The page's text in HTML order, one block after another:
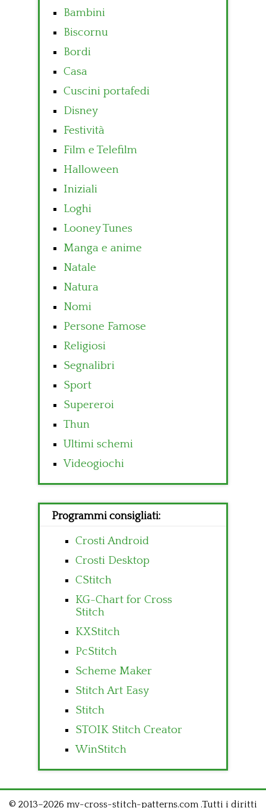
Bambini
Biscornu
Bordi
Casa
Cuscini portafedi
Disney
Festività
Film e Telefilm
Halloween
Iniziali
Loghi
Looney Tunes
Manga e anime
Natale
Natura
Nomi
Persone Famose
Religiosi
Segnalibri
Sport
Supereroi
Thun
Ultimi schemi
Videogiochi
Programmi consigliati:
Crosti Android
Crosti Desktop
CStitch
KG-Chart for Cross
Stitch
KXStitch
PcStitch
Scheme Maker
Stitch Art Easy
Stitch
STOIK Stitch Creator
WinStitch
© 2013–2026 my-cross-stitch-patterns.com .Tutti i diritti